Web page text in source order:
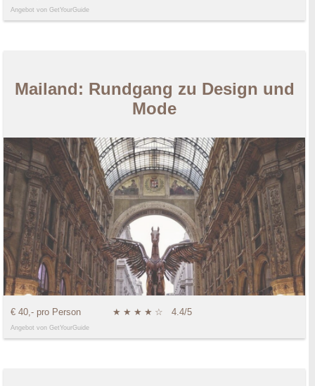
Angebot von GetYourGuide
Mailand: Rundgang zu Design und
Mode
€ 40,- pro Person ★ ★ ★ ★ ☆ 4.4/5
Angebot von GetYourGuide